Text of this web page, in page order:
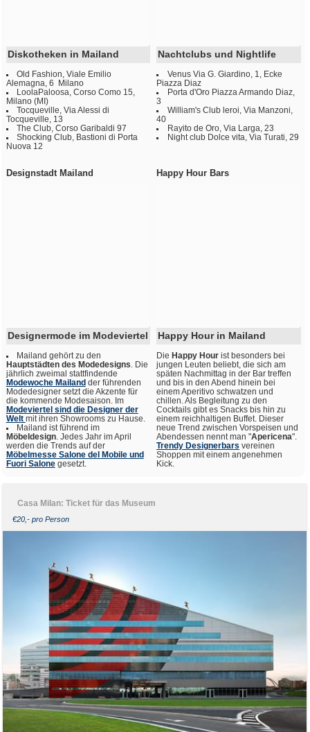
Diskotheken in Mailand
Old Fashion, Viale Emilio
Alemagna, 6 Milano
LoolaPaloosa, Corso Como 15,
Milano (MI)
Tocqueville, Via Alessi di
Tocqueville, 13
The Club, Corso Garibaldi 97
Shocking Club, Bastioni di Porta
Nuova 12
Nachtclubs und Nightlife
Venus Via G. Giardino, 1, Ecke
Piazza Diaz
Porta d'Oro Piazza Armando Diaz,
3
William's Club leroi, Via Manzoni,
40
Rayito de Oro, Via Larga, 23
Night club Dolce vita, Via Turati, 29
Designstadt Mailand
Designermode im Modeviertel
Mailand gehört zu den
Hauptstädten des Modedesigns . Die
jährlich zweimal stattfindende
Modewoche Mailand der führenden
Modedesigner setzt die Akzente für
die kommende Modesaison. Im
Modeviertel sind die Designer der
Welt mit ihren Showrooms zu Hause.
Mailand ist führend im
Möbeldesign. Jedes Jahr im April
werden die Trends auf der
Möbelmesse Salone del Mobile und
Fuori Salonegesetzt.
Happy Hour Bars
Happy Hour in Mailand
Die Happy Hour ist besonders bei
jungen Leuten beliebt, die sich am
späten Nachmittag in der Bar treffen
und bis in den Abend hinein bei
einem Aperitivo schwatzen und
chillen. Als Begleitung zu den
Cocktails gibt es Snacks bis hin zu
einem reichhaltigen Buffet. Dieser
neue Trend zwischen Vorspeisen und
Abendessen nennt man "Apericena".
Trendy Designerbars vereinen
Shoppen mit einem angenehmen
Kick.
Casa Milan: Ticket für das Museum
€20,- pro Person